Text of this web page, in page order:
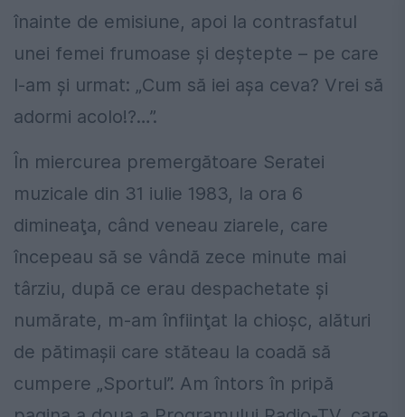
înainte de emisiune, apoi la contrasfatul
unei femei frumoase şi deştepte – pe care
l-am şi urmat: „Cum să iei aşa ceva? Vrei să
adormi acolo!?…”.
În miercurea premergătoare Seratei
muzicale din 31 iulie 1983, la ora 6
dimineaţa, când veneau ziarele, care
începeau să se vândă zece minute mai
târziu, după ce erau despachetate şi
numărate, m-am înfiinţat la chioşc, alături
de pătimaşii care stăteau la coadă să
cumpere „Sportul”. Am întors în pripă